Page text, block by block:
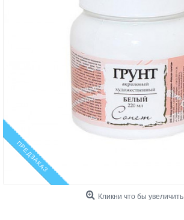
ПРЕДЗАКАЗ
Кликни что бы увеличить